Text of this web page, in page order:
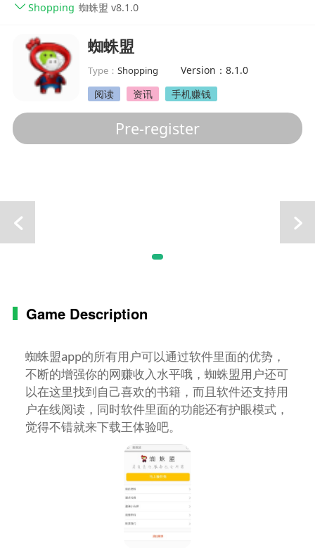
Shopping 蜘蛛盟 v8.1.0
蜘蛛盟
Type：Shopping
Version：8.1.0
阅读
资讯 手机赚钱
Pre-register
Game Description
蜘蛛盟app的所有用户可以通过软件里面的优势，
不断的增强你的网赚收入水平哦，蜘蛛盟用户还可
以在这里找到自己喜欢的书籍，而且软件还支持用
户在线阅读，同时软件里面的功能还有护眼模式，
觉得不错就来下载王体验吧。